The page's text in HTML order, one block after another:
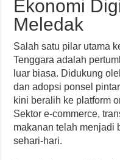
Ekonomi
Meledak
Salah satu pilar utama
Tenggara adalah
luar biasa. Didukung
dan adopsi ponsel
kini beralih ke platform
Sektor e-commerce,
makanan telah menjadi
sehari-hari.